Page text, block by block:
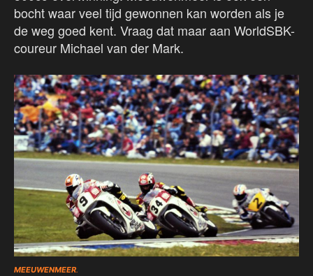
bocht waar veel tijd gewonnen kan worden als je
de weg goed kent. Vraag dat maar aan WorldSBK-
coureur Michael van der Mark.
MEEUWENMEER.